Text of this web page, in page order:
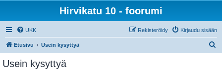
Hirvikatu 10 - foorumi
UKK Kirjaudu sisään
Rekisteröidy
Etusivu Usein kysyttyä
Usein kysyttyä